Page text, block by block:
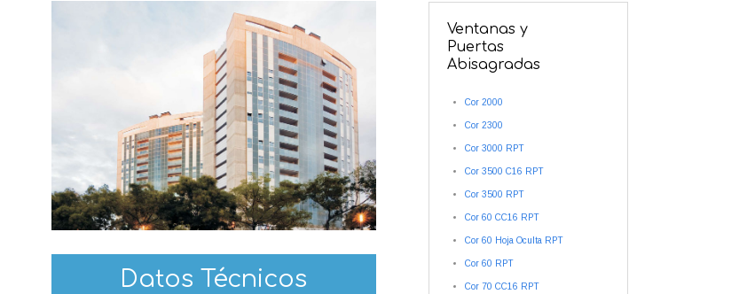
Datos Técnicos
Ventanas y
Puertas
Abisagradas
Cor 2000
Cor 2300
Cor 3000 RPT
Cor 3500 C16 RPT
Cor 3500 RPT
Cor 60 CC16 RPT
Cor 60 Hoja Oculta RPT
Cor 60 RPT
Cor 70 CC16 RPT